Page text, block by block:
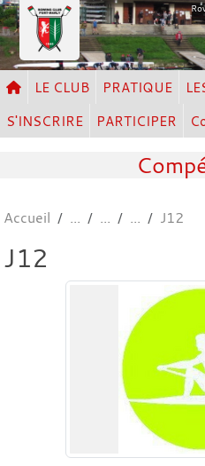
LE CLUB PRATIQUE
S'INSCRIRE
PARTICIPER
Accueil J12
J12
Panneau de gestion des cookies